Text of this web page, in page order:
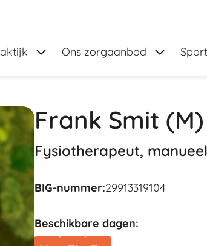
Submenu: Onze praktijk
Ons zorgaanbod
Frank Smit (M)
Fysiotherapeut,
BIG-nummer:29913319104
Beschikbare dagen: